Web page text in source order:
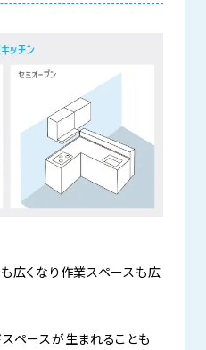
広くなり作業スペースも広
ペースが生まれることも